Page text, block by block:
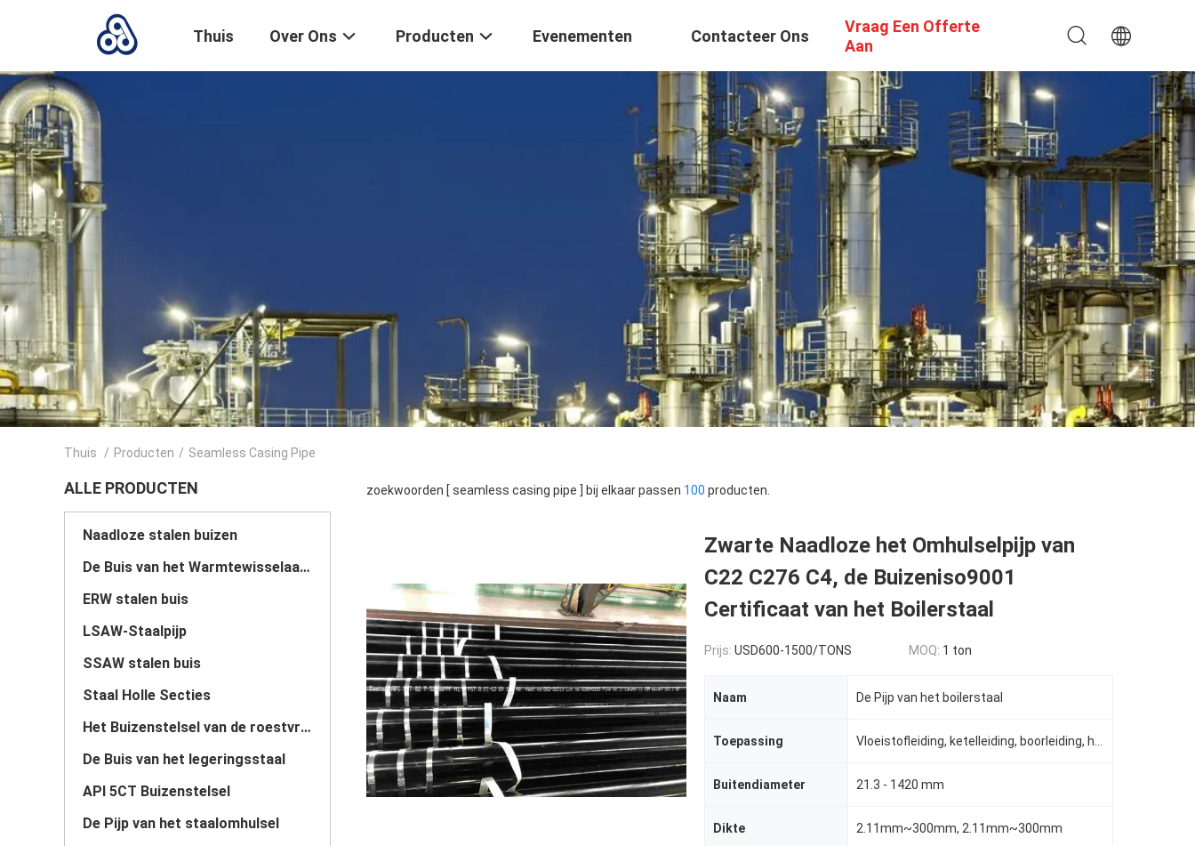
Thuis Over Ons Producten Evenementen Contacteer Ons
Vraag Een Offerte
Aan
Thuis / Producten / Seamless Casing Pipe
ALLE PRODUCTEN
Naadloze stalen buizen
De Buis van het Warmtewisselaarstaal
ERW stalen buis
LSAW-Staalpijp
SSAW stalen buis
Staal Holle Secties
Het Buizenstelsel van de roestvrij staalpijp
De Buis van het legeringsstaal
API 5CT Buizenstelsel
De Pijp van het staalomhulsel
zoekwoorden [ seamless casing pipe ] bij elkaar passen 100 producten.
Zwarte Naadloze het Omhulselpijp van
C22 C276 C4, de Buizeniso9001
Certificaat van het Boilerstaal
Prijs: USD600-1500/TONS MOQ: 1 ton
Naam De Pijp van het boilerstaal
Toepassing
Buitendiameter 21.3 - 1420 mm
Dikte 2.11mm~300mm, 2.11mm~300mm